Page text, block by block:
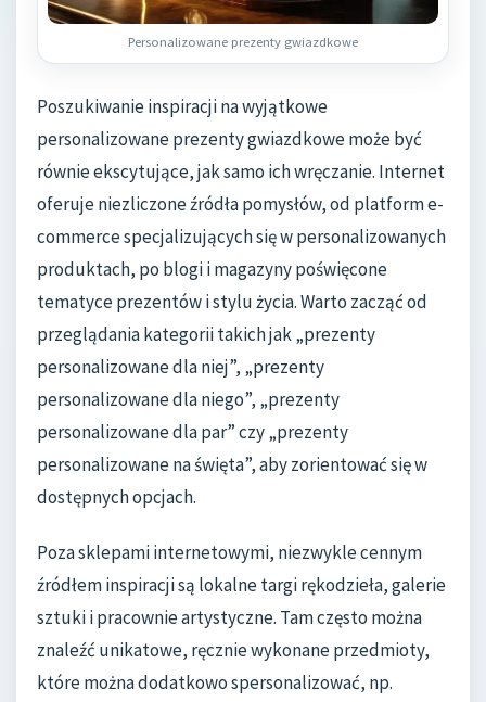
Personalizowane prezenty gwiazdkowe
Poszukiwanie inspiracji na wyjątkowe
personalizowane prezenty gwiazdkowe może być
równie ekscytujące, jak samo ich wręczanie. Internet
oferuje niezliczone źródła pomysłów, od platform e-
commerce specjalizujących się w personalizowanych
produktach, po blogi i magazyny poświęcone
tematyce prezentów i stylu życia. Warto zacząć od
przeglądania kategorii takich jak „prezenty
personalizowane dla niej”, „prezenty
personalizowane dla niego”, „prezenty
personalizowane dla par” czy „prezenty
personalizowane na święta”, aby zorientować się w
dostępnych opcjach.
Poza sklepami internetowymi, niezwykle cennym
źródłem inspiracji są lokalne targi rękodzieła, galerie
sztuki i pracownie artystyczne. Tam często można
znaleźć unikatowe, ręcznie wykonane przedmioty,
które można dodatkowo spersonalizować, np.